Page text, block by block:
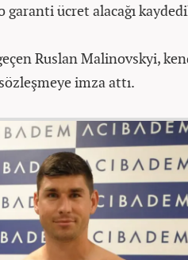
ücret alacağı
Ruslan Malinovskyi,
imza attı.